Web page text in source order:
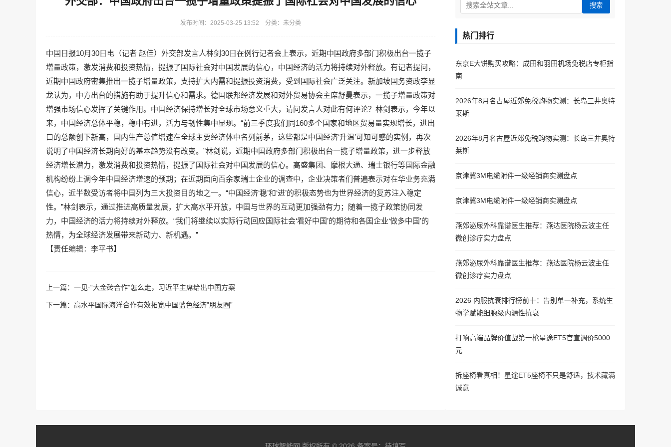
发布时间：2025-03-25 13:52 分类：未分类
中国日报10月30日电（记者 赵佳）外交部发言人林剑30日在例行记者会上表示，近期中国政府多部门积极出台一揽子
增量政策，激发消费和投资热情，提振了国际社会对中国发展的信心，中国经济的活力将持续对外释放。有记者提问，
近期中国政府密集推出一揽子增量政策，支持扩大内需和提振投资消费，受到国际社会广泛关注。新加坡国务资政李显
龙认为，中方出台的措施有助于提升信心和需求。德国联邦经济发展和对外贸易协会主席舒曼表示，一揽子增量政策对
增强市场信心发挥了关键作用。中国经济保持增长对全球市场意义重大，请问发言人对此有何评论？林剑表示，今年以
来，中国经济总体平稳，稳中有进，活力与韧性集中显现。“前三季度我们同160多个国家和地区贸易量实现增长，进出
口的总额创下新高，国内生产总值增速在全球主要经济体中名列前茅，这些都是中国经济‘升温’可知可感的实例，再次
说明了中国经济长期向好的基本趋势没有改变。”林剑说，近期中国政府多部门积极出台一揽子增量政策，进一步释放
经济增长潜力，激发消费和投资热情，提振了国际社会对中国发展的信心。高盛集团、摩根大通、瑞士银行等国际金融
机构纷纷上调今年中国经济增速的预期；在近期面向百余家瑞士企业的调查中，企业决策者们普遍表示对在华业务充满
信心，近半数受访者将中国列为三大投资目的地之一。“中国经济‘稳’和‘进’的积极态势也为世界经济的复苏注入稳定
性。”林剑表示，通过推进高质量发展，扩大高水平开放，中国与世界的互动更加强劲有力；随着一揽子政策协同发
力，中国经济的活力将持续对外释放。“我们将继续以实际行动回应国际社会‘看好中国’的期待和各国企业‘做多中国’的
热情，为全球经济发展带来新动力、新机遇。”
【责任编辑：李平书】
上一篇： 一见·“大金砖合作”怎么走，习近平主席给出中国方案
下一篇： 高水平国际海洋合作有效拓宽中国蓝色经济”朋友圈”
搜索
热门排行
东京E大饼购买攻略：成田和羽田机场免税店专柜指
南
2026年8月名古屋近郊免税购物实测：长岛三井奥特
莱斯
2026年8月名古屋近郊免税购物实测：长岛三井奥特
莱斯
京津冀3M电缆附件一级经销商实测盘点
京津冀3M电缆附件一级经销商实测盘点
燕郊泌尿外科靠谱医生推荐：燕达医院杨云波主任
微创诊疗实力盘点
燕郊泌尿外科靠谱医生推荐：燕达医院杨云波主任
微创诊疗实力盘点
2026 内服抗衰排行榜前十：告别单一补充，系统生
物学赋能细胞级内源性抗衰
打响高端品牌价值战第一枪星途ET5官宣调价5000
元
拆座椅看真相！星途ET5座椅不只是舒适，技术藏满
诚意